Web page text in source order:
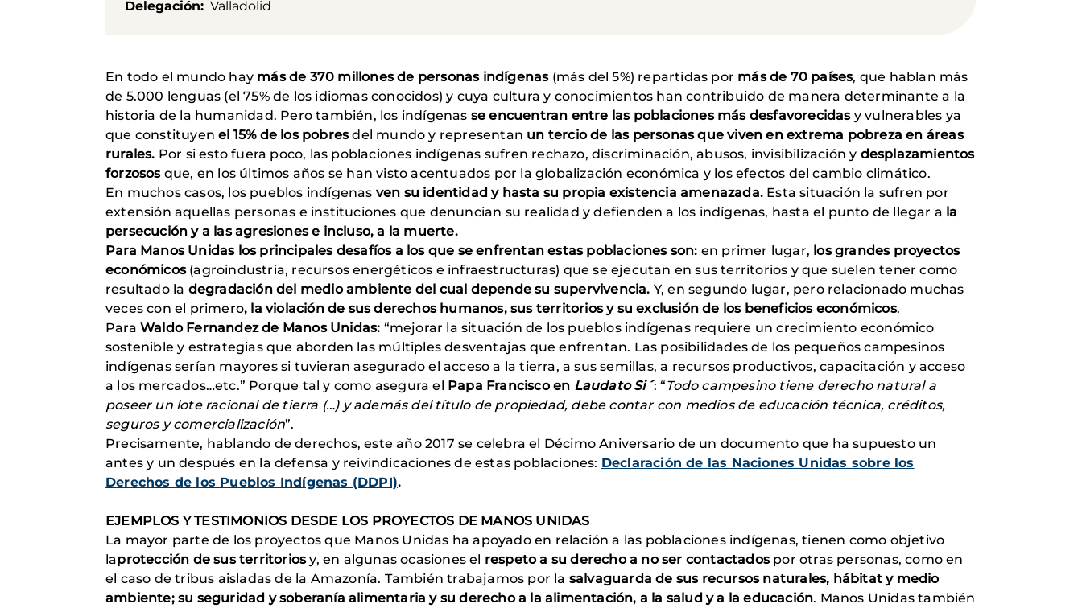
Delegación Valladolid
En todo el mundo hay más de 370 millones de personas indígenas (más del 5%) repartidas por más de 70 países, que hablan más
de 5.000 lenguas (el 75% de los idiomas conocidos) y cuya cultura y conocimientos han contribuido de manera determinante a la
historia de la humanidad. Pero también, los indígenas se encuentran entre las poblaciones más desfavorecidasy vulnerables ya
que constituyenel 15% de los pobresdel mundo y representan un tercio de las personas que viven en extrema pobreza en áreas
rurales. Por si esto fuera poco, las poblaciones indígenas sufren rechazo, discriminación, abusos, invisibilización y desplazamientos
forzososque, en los últimos años se han visto acentuados por la globalización económica y los efectos del cambio climático.
En muchos casos, los pueblos indígenas ven su identidad y hasta su propia existencia amenazada. Esta situación la sufren por
extensión aquellas personas e instituciones que denuncian su realidad y defienden a los indígenas, hasta el punto de llegar a la
persecución y a las agresiones e incluso, a la muerte.
Para Manos Unidas los principales desafíos a los que se enfrentan estas poblaciones son: en primer lugar, los grandes proyectos
económicos(agroindustria, recursos energéticos e infraestructuras) que se ejecutan en sus territorios y que suelen tener como
resultado la degradación del medio ambiente del cual depende su supervivencia. Y, en segundo lugar, pero relacionado muchas
veces con el primero, la violación de sus derechos humanos, sus territorios y su exclusión de los beneficios económicos.
Para Waldo Fernandez de Manos Unidas: “mejorar la situación de los pueblos indígenas requiere un crecimiento económico
sostenible y estrategias que aborden las múltiples desventajas que enfrentan. Las posibilidades de los pequeños campesinos
indígenas serían mayores si tuvieran asegurado el acceso a la tierra, a sus semillas, a recursos productivos, capacitación y acceso
a los mercados…etc.” Porque tal y como asegura el Papa Francisco en Laudato Si´: “Todo campesino tiene derecho natural a
poseer un lote racional de tierra (…) y además del título de propiedad, debe contar con medios de educación técnica, créditos,
seguros y comercialización”.
Precisamente, hablando de derechos, este año 2017 se celebra el Décimo Aniversario de un documento que ha supuesto un
antes y un después en la defensa y reivindicaciones de estas poblaciones: Declaración de las Naciones Unidas sobre los
Derechos de los Pueblos Indígenas (DDPI).
EJEMPLOS Y TESTIMONIOS DESDE LOS PROYECTOS DE MANOS UNIDAS
La mayor parte de los proyectos que Manos Unidas ha apoyado en relación a las poblaciones indígenas, tienen como objetivo
laprotección de sus territoriosy, en algunas ocasiones el respeto a su derecho a no ser contactadospor otras personas, como en
el caso de tribus aisladas de la Amazonía. También trabajamos por la salvaguarda de sus recursos naturales, hábitat y medio
ambiente; su seguridad y soberanía alimentaria y su derecho a la alimentación, a la salud y a la educación. Manos Unidas también